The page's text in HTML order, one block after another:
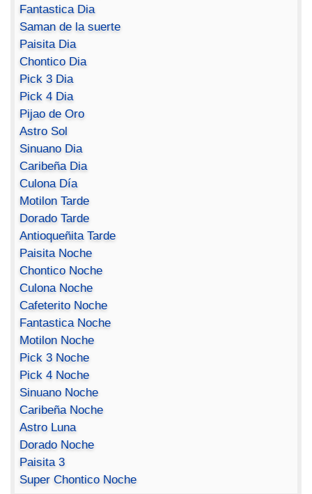
Fantastica Dia
Saman de la suerte
Paisita Dia
Chontico Dia
Pick 3 Dia
Pick 4 Dia
Pijao de Oro
Astro Sol
Sinuano Dia
Caribeña Dia
Culona Día
Motilon Tarde
Dorado Tarde
Antioqueñita Tarde
Paisita Noche
Chontico Noche
Culona Noche
Cafeterito Noche
Fantastica Noche
Motilon Noche
Pick 3 Noche
Pick 4 Noche
Sinuano Noche
Caribeña Noche
Astro Luna
Dorado Noche
Paisita 3
Super Chontico Noche